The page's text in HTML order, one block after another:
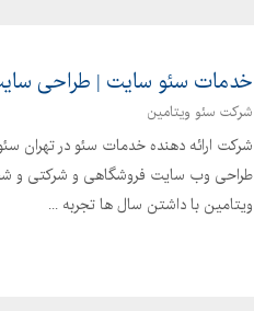
خدمات سئو سایت | طراحی
شرکت سئو ویتامین
شرکت ارائه دهنده خدمات سئو در تهران
طراحی وب سایت فروشگاهی و شرکتی و
ویتامین با داشتن سال ها تجربه ...